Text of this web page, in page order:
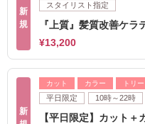
新
規
スタイリスト指定
『上質』髪質改善ケラ
¥13,200
新
カット カラー トリ
平日限定 10時～22時
【平日限定】カット＋